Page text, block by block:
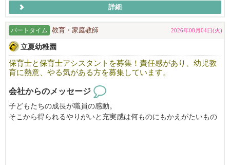
イスタグラム @ricca_preschool
詳細
パートタイム 教育・家庭教師 2026年08月04日(火)
立夏幼稚園
保育士と保育士アシスタントを募集！責任感があり、幼児教
育に熱意、やる気がある方を募集しています。
会社からのメッセージ
子どもたちの成長が職員の感動。
そこから得られるやりがいと充実感は何ものにもかえがたいもの